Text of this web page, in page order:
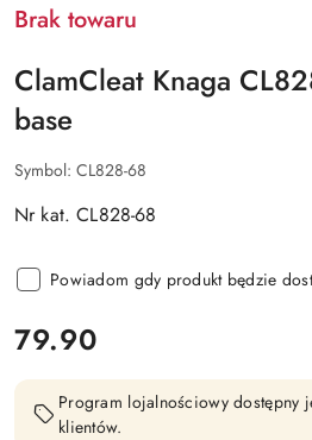
Brak towaru
ClamCleat Knaga
base
Symbol: CL828-68
Nr kat. CL828-68
Powiadom gdy produkt będzie
cena:
79.90
Program lojalnościowy dostępny
klientów.